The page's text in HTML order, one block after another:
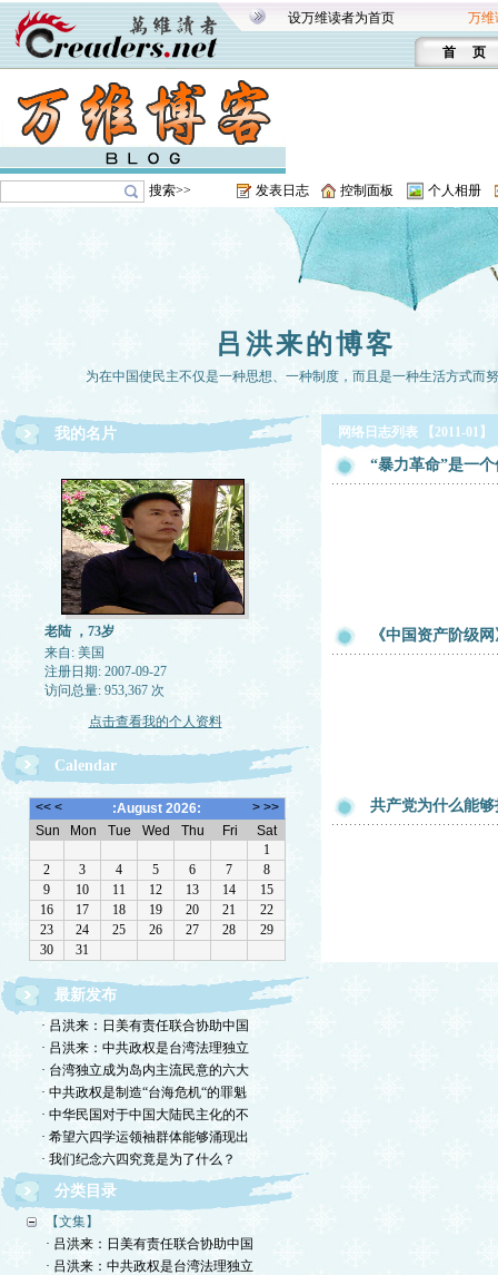
设万维读者为首页 万维
首 页
搜索>> 发表日志 控制面板 个人相册
吕洪来的博客
为在中国使民主不仅是一种思想、一种制度，而且是一种生活方式而
我的名片
老陆 ，73岁
来自: 美国
注册日期: 2007-09-27
访问总量: 953,367 次
点击查看我的个人资料
Calendar
最新发布
· 吕洪来：日美有责任联合协助中国
· 吕洪来：中共政权是台湾法理独立
· 台湾独立成为岛内主流民意的六大
· 中共政权是制造“台海危机“的罪魁
· 中华民国对于中国大陆民主化的不
· 希望六四学运领袖群体能够涌现出
· 我们纪念六四究竟是为了什么？
分类目录
【文集】
· 吕洪来：日美有责任联合协助中国
· 吕洪来：中共政权是台湾法理独立
网络日志列表 【2011-01】
“暴力革命”是一
《中国资产阶级
共产党为什么能